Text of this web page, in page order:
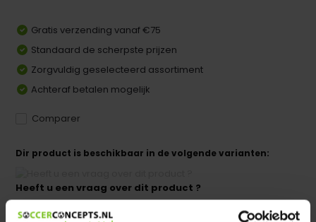
Gratis verzending vanaf €75
Standaard de scherpste prijzen
Zorgvuldig geselecteerd assortiment
Achteraf betalen mogelijk
Comparer
Dir product is beschikbaar in de volgende varianten:
Heeft u een vraag over dit product ?
We helpen u graag met meer informatie